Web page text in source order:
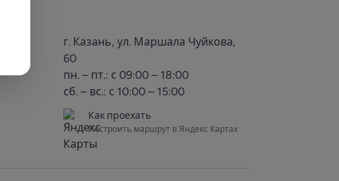
г. Казань, ул. Маршала Чуйкова,
60
пн. – пт.: с 09:00 – 18:00
сб. – вс.: с 10:00 – 15:00
Как проехать
Построить маршрут в Яндекс Картах